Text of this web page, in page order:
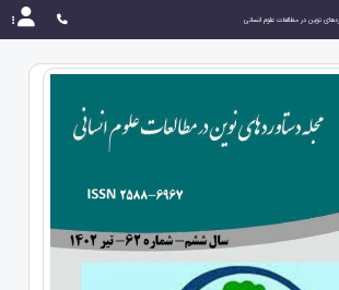
نوین در مطالعات علوم انسانی